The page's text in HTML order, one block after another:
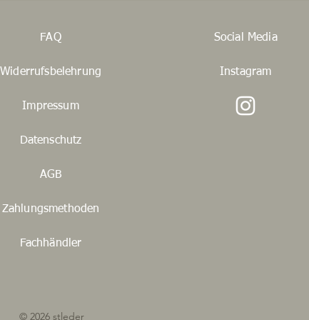
FAQ
Widerrufsbelehrung
Impressum
Datenschutz
AGB
Zahlungsmethoden
Fachhändler
Social Media
Instagram
© 2026 stleder